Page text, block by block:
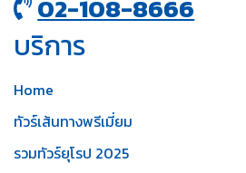
02-108-8666
บริการ
Home
ทัวร์เส้นทางพรีเมี่ยม
รวมทัวร์ยุโรป 2025